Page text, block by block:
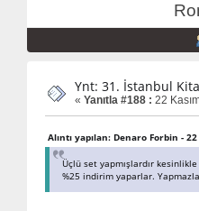
Ynt: 31. İstanbul
« Yanıtla #188 : 22
Alıntı yapılan: Denaro Forbin -
Üçlü set yapmışlardır
%25 indirim yaparlar.